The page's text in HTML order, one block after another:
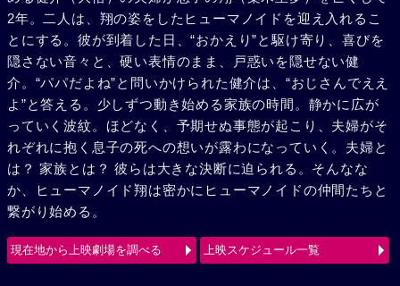
2年。二人は、翔の姿をしたヒューマノイドを迎え入れるこ
とにする。彼が到着した日、“おかえり”と駆け寄り、喜びを
隠さない音々と、硬い表情のまま、戸惑いを隠せない健
介。“パパだよね”と問いかけられた健介は、“おじさんでええ
よ”と答える。少しずつ動き始める家族の時間。静かに広が
っていく波紋。ほどなく、予期せぬ事態が起こり、夫婦がそ
れぞれに抱く息子の死への想いが露わになっていく。夫婦と
は？ 家族とは？ 彼らは大きな決断に迫られる。そんなな
か、ヒューマノイド翔は密かにヒューマノイドの仲間たちと
繋がり始める。
現在地から上映劇場を調べる 上映スケジュール一覧